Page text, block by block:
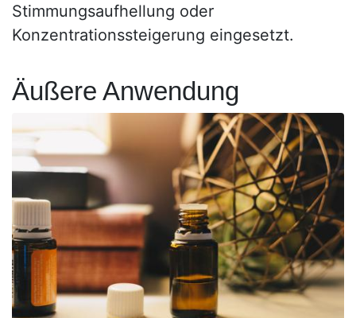
Stimmungsaufhellung oder
Konzentrationssteigerung eingesetzt.
Äußere Anwendung